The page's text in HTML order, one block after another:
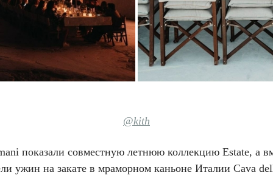
@kith
показали совместную летнюю коллекцию Estate, а
ужин на закате в мраморном каньоне Италии Cava